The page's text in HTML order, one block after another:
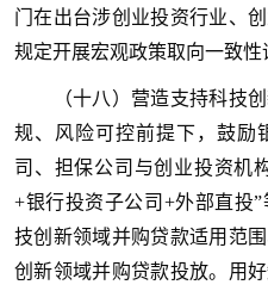
门在出台涉创业投资行业、
规定开展宏观政策取向一致性
（十八）营造支持科技创
规、风险可控前提下，鼓励
司、担保公司与创业投资机
+银行投资子公司+外部直投
技创新领域并购贷款适用范
创新领域并购贷款投放。用